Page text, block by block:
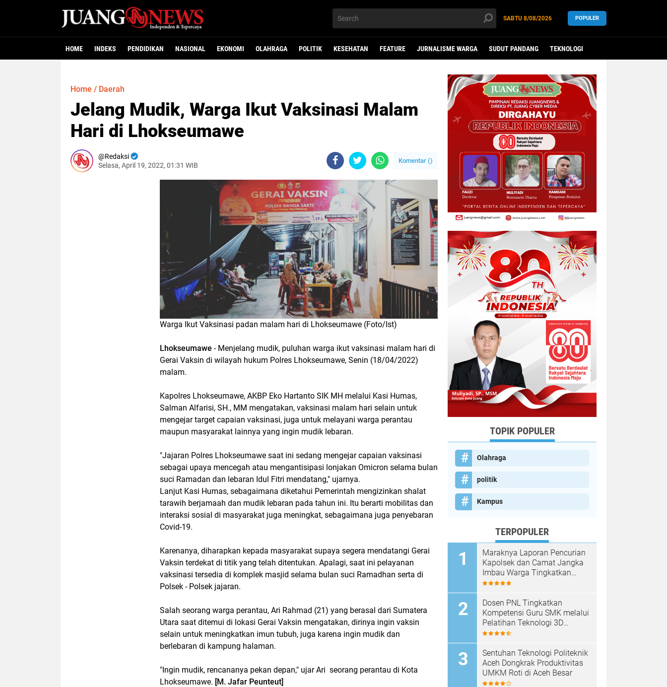
SABTU 8/08/2026 POPULER
HOME INDEKS PENDIDIKAN NASIONAL EKONOMI OLAHRAGA POLITIK KESEHATAN FEATURE JURNALISME WARGA SUDUT PANDANG TEKNOLOGI
Home / Daerah
Jelang Mudik, Warga Ikut Vaksinasi Malam
Hari di Lhokseumawe
Redaksi
Selasa, April 19, 2022, 01:31 WIB
Komentar ()
Warga Ikut Vaksinasi padan malam hari di Lhokseumawe (Foto/Ist)
Lhokseumawe - Menjelang mudik, puluhan warga ikut vaksinasi malam hari di
Gerai Vaksin di wilayah hukum Polres Lhokseumawe, Senin (18/04/2022)
malam.
Kapolres Lhokseumawe, AKBP Eko Hartanto SIK MH melalui Kasi Humas,
Salman Alfarisi, SH., MM mengatakan, vaksinasi malam hari selain untuk
mengejar target capaian vaksinasi, juga untuk melayani warga perantau
maupun masyarakat lainnya yang ingin mudik lebaran.
"Jajaran Polres Lhokseumawe saat ini sedang mengejar capaian vaksinasi
sebagai upaya mencegah atau mengantisipasi lonjakan Omicron selama bulan
suci Ramadan dan lebaran Idul Fitri mendatang," ujarnya.
Lanjut Kasi Humas, sebagaimana diketahui Pemerintah mengizinkan shalat
tarawih berjamaah dan mudik lebaran pada tahun ini. Itu berarti mobilitas dan
interaksi sosial di masyarakat juga meningkat, sebagaimana juga penyebaran
Covid-19.
Karenanya, diharapkan kepada masyarakat supaya segera mendatangi Gerai
Vaksin terdekat di titik yang telah ditentukan. Apalagi, saat ini pelayanan
vaksinasi tersedia di komplek masjid selama bulan suci Ramadhan serta di
Polsek - Polsek jajaran.
Salah seorang warga perantau, Ari Rahmad (21) yang berasal dari Sumatera
Utara saat ditemui di lokasi Gerai Vaksin mengatakan, dirinya ingin vaksin
selain untuk meningkatkan imun tubuh, juga karena ingin mudik dan
berlebaran di kampung halaman.
"Ingin mudik, rencananya pekan depan," ujar Ari seorang perantau di Kota
Lhokseumawe. [M. Jafar Peunteut]
TOPIK POPULER
Olahraga
politik
Kampus
TERPOPULER
Maraknya Laporan Pencurian
Kapolsek dan Camat Jangka
Imbau Warga Tingkatkan
Kewaspadaan
Dosen PNL Tingkatkan
Kompetensi Guru SMK melalui
Pelatihan Teknologi 3D
Printing
Sentuhan Teknologi Politeknik
Aceh Dongkrak Produktivitas
UMKM Roti di Aceh Besar